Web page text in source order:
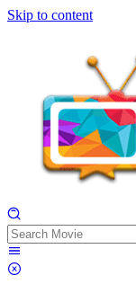
Skip to content